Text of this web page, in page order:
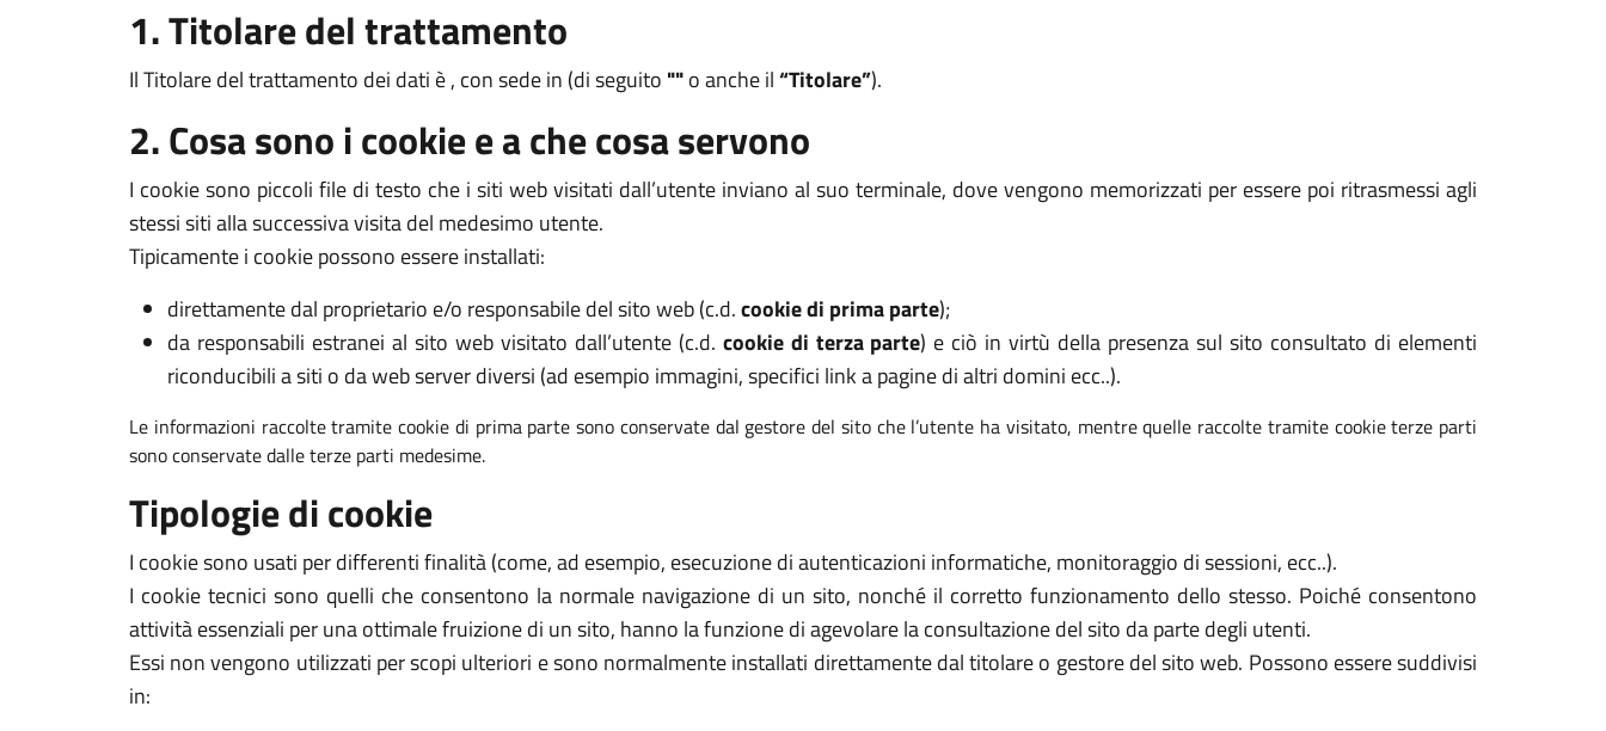
1. Titolare del trattamento
Il Titolare del trattamento dei dati è , con sede in (di seguito ""o anche il“Titolare”).
2. Cosa sono i cookie e a che cosa servono
I cookie sono piccoli file di testo che i siti web visitati dall’utente inviano al suo terminale, dove vengono memorizzati per essere poi ritrasmessi agli
stessi siti alla successiva visita del medesimo utente.
Tipicamente i cookie possono essere installati:
direttamente dal proprietario e/o responsabile del sito web (c.d.cookie di prima parte);
da responsabili estranei al sito web visitato dall’utente (c.d. cookie di terza parte) e ciò in virtù della presenza sul sito consultato di elementi
riconducibili a siti o da web server diversi (ad esempio immagini, specifici link a pagine di altri domini ecc..).
Le informazioni raccolte tramite cookie di prima parte sono conservate dal gestore del sito che l’utente ha visitato, mentre quelle raccolte tramite cookie terze parti
sono conservate dalle terze parti medesime.
Tipologie di cookie
I cookie sono usati per differenti finalità (come, ad esempio, esecuzione di autenticazioni informatiche, monitoraggio di sessioni, ecc..).
I cookie tecnici sono quelli che consentono la normale navigazione di un sito, nonché il corretto funzionamento dello stesso. Poiché consentono
attività essenziali per una ottimale fruizione di un sito, hanno la funzione di agevolare la consultazione del sito da parte degli utenti.
Essi non vengono utilizzati per scopi ulteriori e sono normalmente installati direttamente dal titolare o gestore del sito web. Possono essere suddivisi
in: